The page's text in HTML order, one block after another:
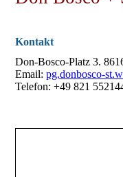
Kontakt
Don-Bosco-Platz 3.
Email:pg.donbosco-
Telefon: +49 821